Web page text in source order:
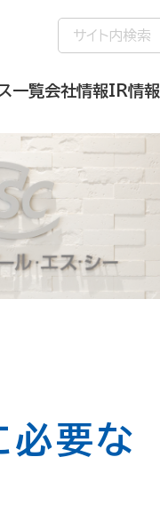
索:
一覧会社情報IR情報
必要な